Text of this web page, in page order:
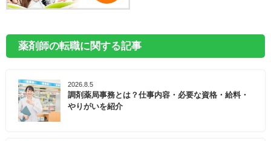
薬剤師の転職に関する記事
2026.8.5
調剤薬局事務とは？仕事内容・必要な資格・給料・
やりがいを紹介